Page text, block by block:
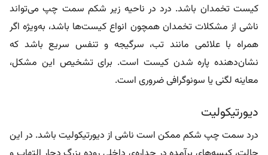
کیست تخمدان باشد. درد در ناحیه زیر شکم سمت چپ می‌تواند
ناشی از مشکلات تخمدان همچون انواع کیست‌ها باشد، به‌ویژه اگر
همراه با علائمی مانند تب، سرگیجه و تنفس سریع باشد که
نشان‌دهنده پاره شدن کیست است. برای تشخیص این مشکل،
معاینه لگنی یا سونوگرافی ضروری است.
دیورتیکولیت
درد سمت چپ شکم ممکن است ناشی از دیورتیکولیت باشد. در این